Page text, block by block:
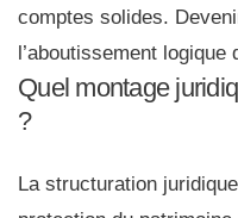
comptes solides.
l’aboutissement logique
Quel montage
?
La structuration